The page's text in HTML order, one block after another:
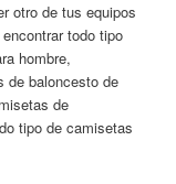
otro de tus equipos
todo tipo
hombre,
de baloncesto de
de
tipo de camisetas